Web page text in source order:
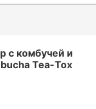
с комбучей и
Tea-Tox